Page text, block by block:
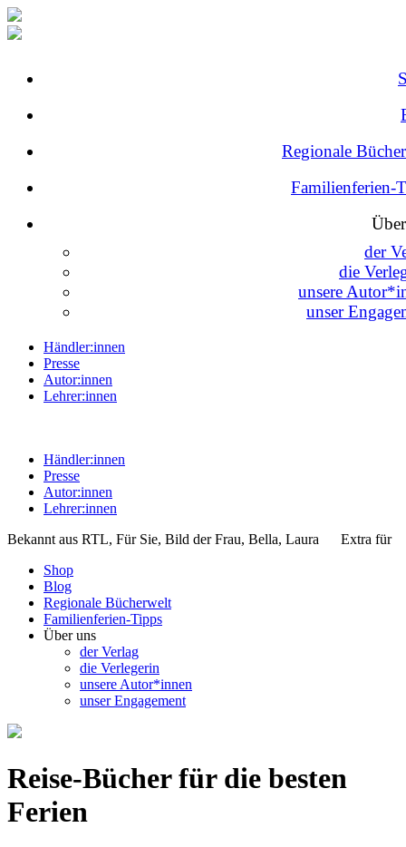
Regionale
Familienferien-
der
die
unsere
unser
Händler:innen
Presse
Autor:innen
Lehrer:innen
Händler:innen
Presse
Autor:innen
Lehrer:innen
Bekannt aus RTL, Für Sie, Bild der Frau, Bella, Laura Extra für
Shop
Blog
Regionale Bücherwelt
Familienferien-Tipps
Über uns
der Verlag
die Verlegerin
unsere Autor*innen
unser Engagement
Reise-Bücher für die besten
Ferien